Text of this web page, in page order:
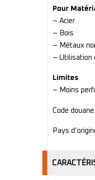
Pour
– Acier
– Bois
– Métaux
– Utilisation
Limites
– Moins
Code
Pays